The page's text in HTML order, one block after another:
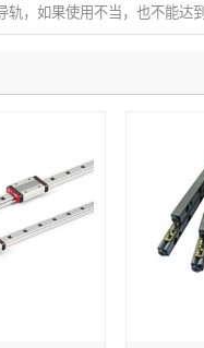
轨，如果使用不当，也不能达